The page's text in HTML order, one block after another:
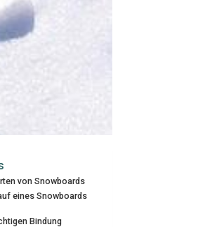
von Snowboards
eines Snowboards
Bindung